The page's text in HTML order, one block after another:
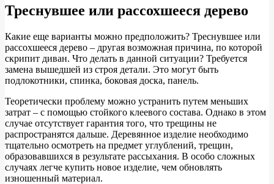
Треснувшее или рассохшееся дерево
Какие еще варианты можно предположить? Треснувшее или
рассохшееся дерево – другая возможная причина, по которой
скрипит диван. Что делать в данной ситуации? Требуется
замена вышедшей из строя детали. Это могут быть
подлокотники, спинка, боковая доска, панель.
Теоретически проблему можно устранить путем меньших
затрат – с помощью стойкого клеевого состава. Однако в этом
случае отсутствует гарантия того, что трещины не
распространятся дальше. Деревянное изделие необходимо
тщательно осмотреть на предмет углублений, трещин,
образовавшихся в результате рассыхания. В особо сложных
случаях легче купить новое изделие, чем обновлять
изношенный материал.